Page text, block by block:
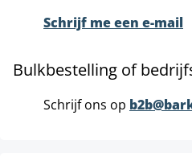
Schrijf me een e-mail
Bulkbestelling of
Schrijf ons op